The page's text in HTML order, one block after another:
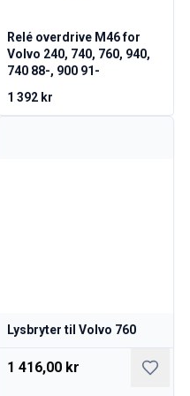
Relé overdrive M46 for
Volvo 240, 740, 760, 940,
740 88-, 900 91-
1 392 kr
Lysbryter til Volvo 760
1 416,00 kr